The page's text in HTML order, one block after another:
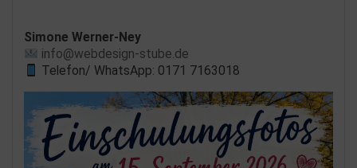
Simone Werner-Ney
info@webdesign-stube.de
Telefon/ WhatsApp: 0171 7163018